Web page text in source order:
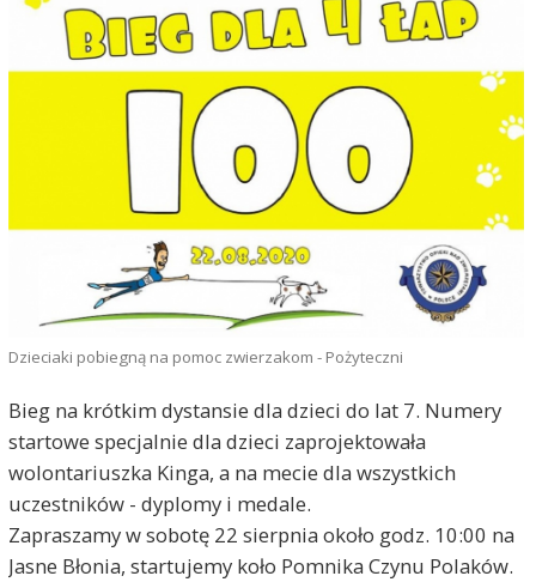
Dzieciaki pobiegną na pomoc zwierzakom - Pożyteczni
Bieg na krótkim dystansie dla dzieci do lat 7. Numery
startowe specjalnie dla dzieci zaprojektowała
wolontariuszka Kinga, a na mecie dla wszystkich
uczestników - dyplomy i medale.
Zapraszamy w sobotę 22 sierpnia około godz. 10:00 na
Jasne Błonia, startujemy koło Pomnika Czynu Polaków.